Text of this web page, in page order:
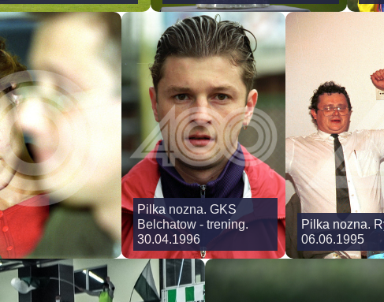
Pilka nozna. GKS
Belchatow - trening.
30.04.1996
Pilka nozna.
06.06.1995